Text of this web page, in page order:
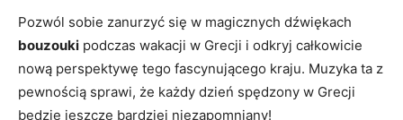
Pozwól⁤ sobie zanurzyć się ⁣w magicznych dźwiękach
bouzouki podczas wakacji w Grecji i ​odkryj ⁣całkowicie
nową perspektywę tego fascynującego kraju. Muzyka ta z
pewnością sprawi, że każdy dzień​ spędzony w Grecji
będzie jeszcze bardziej niezapomniany!